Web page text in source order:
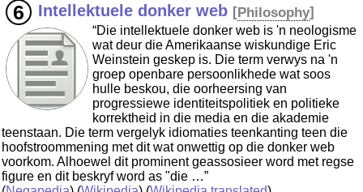
Intellektuele donker web [Philosophy]
“Die intellektuele donker web is 'n neologisme
wat deur die Amerikaanse wiskundige Eric
Weinstein geskep is. Die term verwys na 'n
groep openbare persoonlikhede wat soos
hulle beskou, die oorheersing van
progressiewe identiteitspolitiek en politieke
korrektheid in die media en die akademie
teenstaan. Die term vergelyk idiomaties teenkanting teen die
hoofstroommening met dit wat onwettig op die donker web
voorkom. Alhoewel dit prominent geassosieer word met regse
figure en dit beskryf word as "die …”